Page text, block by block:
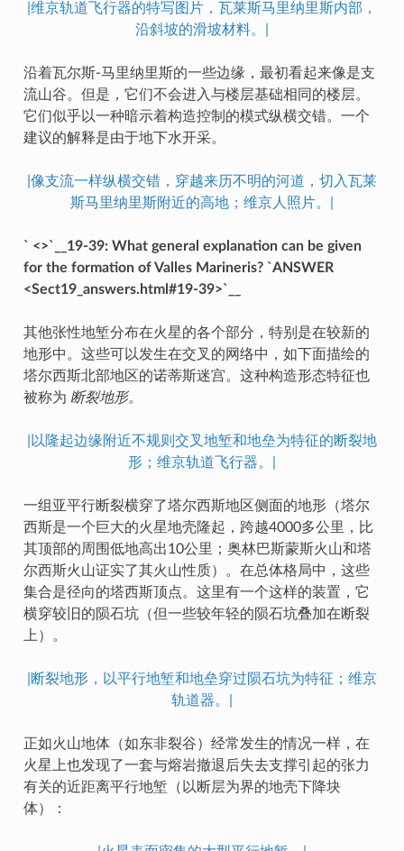
|维京轨道飞行器的特写图片，瓦莱斯马里纳里斯内部，
沿斜坡的滑坡材料。|
沿着瓦尔斯-马里纳里斯的一些边缘，最初看起来像是支
流山谷。但是，它们不会进入与楼层基础相同的楼层。
它们似乎以一种暗示着构造控制的模式纵横交错。一个
建议的解释是由于地下水开采。
|像支流一样纵横交错，穿越来历不明的河道，切入瓦莱
斯马里纳里斯附近的高地；维京人照片。|
` <>`__19-39: What general explanation can be given
for the formation of Valles Marineris? `ANSWER
<Sect19_answers.html#19-39>`__
其他张性地堑分布在火星的各个部分，特别是在较新的
地形中。这些可以发生在交叉的网络中，如下面描绘的
塔尔西斯北部地区的诺蒂斯迷宫。这种构造形态特征也
被称为 断裂地形。
|以隆起边缘附近不规则交叉地堑和地垒为特征的断裂地
形；维京轨道飞行器。|
一组亚平行断裂横穿了塔尔西斯地区侧面的地形（塔尔
西斯是一个巨大的火星地壳隆起，跨越4000多公里，比
其顶部的周围低地高出10公里；奥林巴斯蒙斯火山和塔
尔西斯火山证实了其火山性质）。在总体格局中，这些
集合是径向的塔西斯顶点。这里有一个这样的装置，它
横穿较旧的陨石坑（但一些较年轻的陨石坑叠加在断裂
上）。
|断裂地形，以平行地堑和地垒穿过陨石坑为特征；维京
轨道器。|
正如火山地体（如东非裂谷）经常发生的情况一样，在
火星上也发现了一套与熔岩撤退后失去支撑引起的张力
有关的近距离平行地堑（以断层为界的地壳下降块
体）：